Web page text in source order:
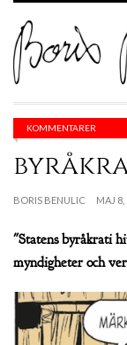
KOMMENTARER
BORIS BENULIC MAJ 8,
"Statens byråkrati
myndigheter och